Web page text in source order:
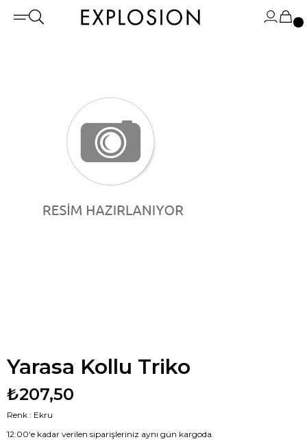
Yarasa Kollu Triko
₺207,50
Renk : Ekru
12:00‘e kadar verilen siparişleriniz aynı gün kargoda.